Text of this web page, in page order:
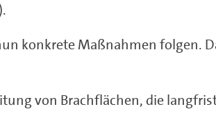
konkrete Maßnahmen folgen.
von Brachflächen, die